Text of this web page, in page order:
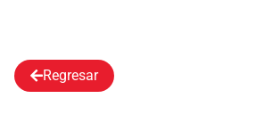
Regresar